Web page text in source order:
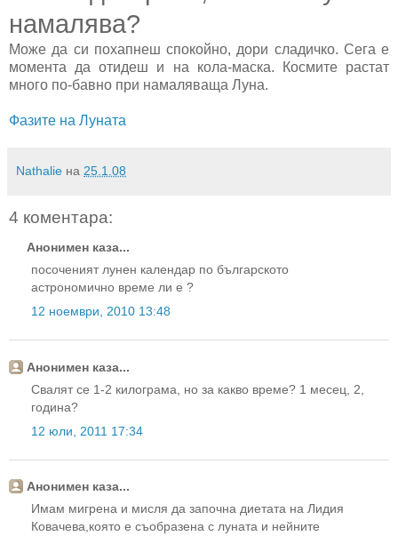
намалява?
Може да си похапнеш спокойно, дори сладичко. Сега е
момента да отидеш и на кола-маска. Космите растат
много по-бавно при намаляваща Луна.
Фазите на Луната
Nathalie на 25.1.08
4 коментара:
Анонимен каза...
посоченият лунен календар по българското
астрономично време ли е ?
12 ноември, 2010 13:48
Анонимен каза...
Свалят се 1-2 килограма, но за какво време? 1 месец, 2,
година?
12 юли, 2011 17:34
Анонимен каза...
Имам мигрена и мисля да започна диетата на Лидия
Ковачева,която е съобразена с луната и нейните